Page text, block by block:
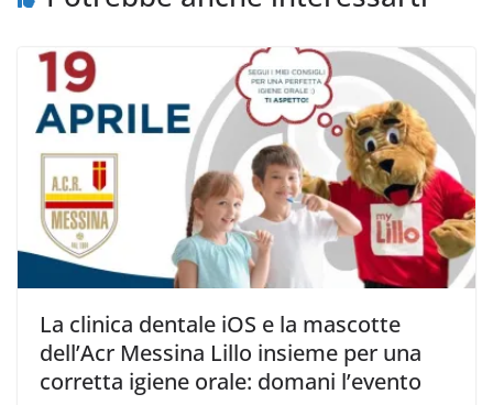
La clinica dentale iOS e la mascotte
dell’Acr Messina Lillo insieme per una
corretta igiene orale: domani l’evento